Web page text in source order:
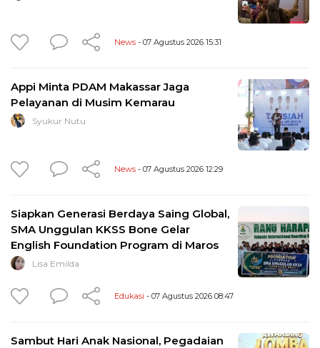
News - 07 Agustus 2026 15:31
Appi Minta PDAM Makassar Jaga
Pelayanan di Musim Kemarau
Syukur Nutu
News - 07 Agustus 2026 12:29
Siapkan Generasi Berdaya Saing Global,
SMA Unggulan KKSS Bone Gelar
English Foundation Program di Maros
Lisa Emilda
Edukasi - 07 Agustus 2026 08:47
Sambut Hari Anak Nasional, Pegadaian